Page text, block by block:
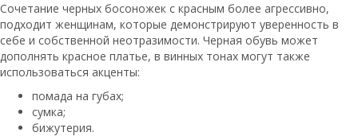
Сочетание черных босоножек с красным более агрессивно,
подходит женщинам, которые демонстрируют уверенность в
себе и собственной неотразимости. Черная обувь может
дополнять красное платье, в винных тонах могут также
использоваться акценты:
помада на губах;
сумка;
бижутерия.